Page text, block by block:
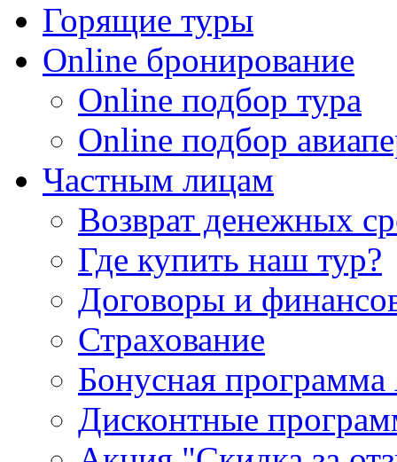
Горящие туры
Online бронирование
Online подбор тура
Online подбор
Частным лицам
Возврат денежных
Где купить наш тур?
Договоры и
Страхование
Бонусная
Дисконтные